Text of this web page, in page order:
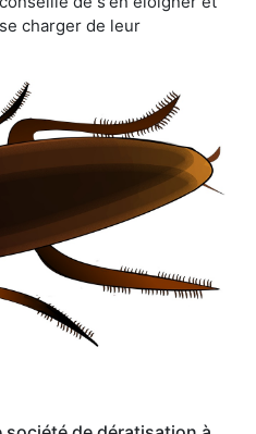
charger de leur